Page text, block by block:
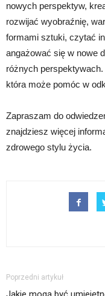
nowych perspektyw,
rozwijać wyobraźnię,
formami sztuki, czytać
angażować się w nowe
różnych
która może pomóc w
Zapraszam do
znajdziesz więcej
zdrowego stylu życia.
Poprzedni artykuł